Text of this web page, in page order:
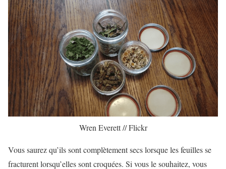
Wren Everett // Flickr
Vous saurez qu’ils sont complètement secs lorsque les feuilles se
fracturent lorsqu’elles sont croquées. Si vous le souhaitez, vous